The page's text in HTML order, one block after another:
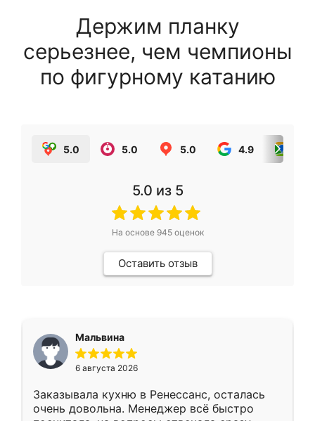
Держим планку
серьезнее, чем чемпионы
по фигурному катанию
5.0 5.0 5.0 4.9
5.0 из 5
На основе 945оценок
Оставить отзыв
Мальвина
6 августа 2026
Заказывала кухню в Ренессанс, осталась
очень довольна. Менеджер всё быстро